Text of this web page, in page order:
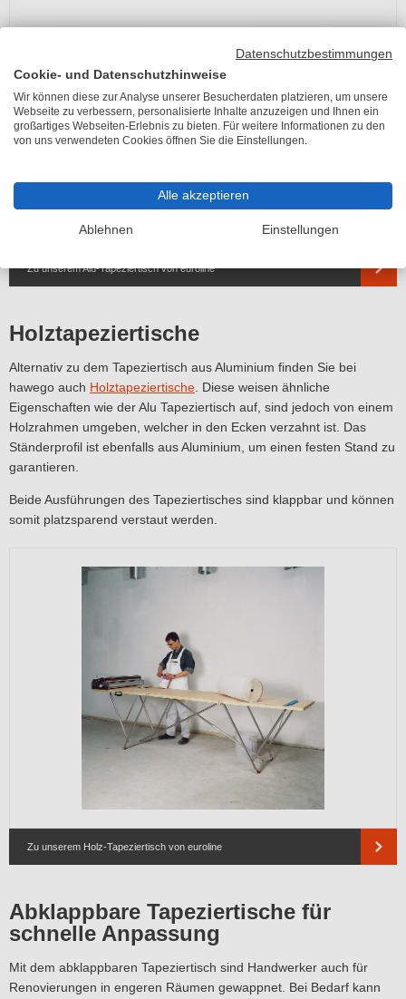
Zu unserem Alu-Tapeziertisch von euroline
Holztapeziertische
Alternativ zu dem Tapeziertisch aus Aluminium finden Sie bei
hawego auch Holztapeziertische . Diese weisen ähnliche
Eigenschaften wie der Alu Tapeziertisch auf, sind jedoch von einem
Holzrahmen umgeben, welcher in den Ecken verzahnt ist. Das
Ständerprofil ist ebenfalls aus Aluminium, um einen festen Stand zu
garantieren.
Beide Ausführungen des Tapeziertisches sind klappbar und können
somit platzsparend verstaut werden.
Zu unserem Holz-Tapeziertisch von euroline
Abklappbare Tapeziertische für
schnelle Anpassung
Mit dem abklappbaren Tapeziertisch sind Handwerker auch für
Renovierungen in engeren Räumen gewappnet. Bei Bedarf kann
Datenschutzbestimmungen
Cookie- und Datenschutzhinweise
Wir können diese zur Analyse unserer Besucherdaten platzieren, um unsere
Webseite zu verbessern, personalisierte Inhalte anzuzeigen und Ihnen ein
großartiges Webseiten-Erlebnis zu bieten. Für weitere Informationen zu den
von uns verwendeten Cookies öffnen Sie die Einstellungen.
Alle akzeptieren
Ablehnen Einstellungen